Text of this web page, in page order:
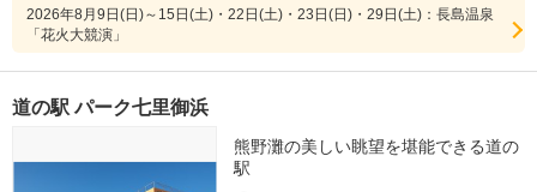
2026年8月9日(日)～15日(土)・22日(土)・23日(日)・29日(土)：長島温泉
「花火大競演」
道の駅 パーク七里御浜
熊野灘の美しい眺望を堪能できる道の
駅